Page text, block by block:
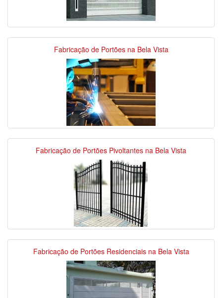
Fabricação de Portões na Bela Vista
Fabricação de Portões Pivoltantes na Bela Vista
Fabricação de Portões Residenciais na Bela Vista